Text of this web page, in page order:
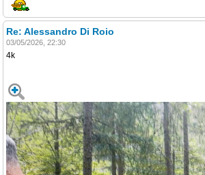
Re: Alessandro Di Roio
03/05/2026, 22:30
4k